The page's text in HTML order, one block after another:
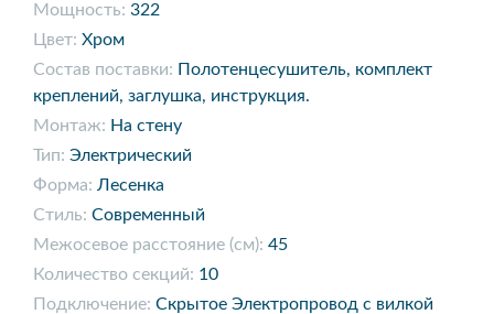
Мощность: 322
Цвет: Хром
Состав поставки: Полотенцесушитель, комплект
креплений, заглушка, инструкция.
Монтаж: На стену
Тип: Электрический
Форма: Лесенка
Стиль: Современный
Межосевое расстояние (см): 45
Количество секций: 10
Подключение: Скрытое Электропровод с вилкой